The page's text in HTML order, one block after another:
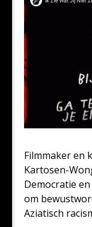
Filmmaker en
Kartosen-
Democratie
om
Aziatisch